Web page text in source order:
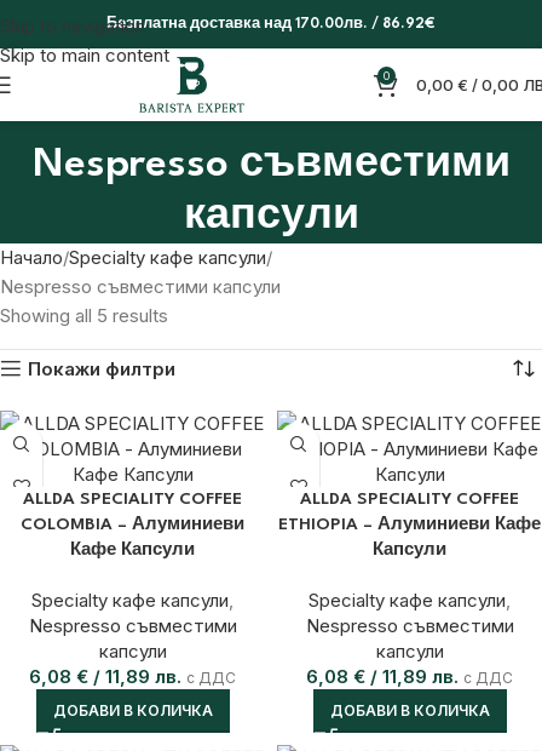
Skip to navigation
Skip to main content
Безплатна доставка над 170.00лв. / 86.92€
0 0,00 € / 0,00
Nespresso съвместими
капсули
Начало Specialty кафе капсули
Nespresso съвместими капсули
Showing all 5 results
Покажи филтри
ALLDA SPECIALITY COFFEE
COLOMBIA – Алуминиеви
Кафе Капсули
Specialty кафе капсули,
Nespresso съвместими
капсули
6,08 € / 11,89 лв. с ДДС
ДОБАВИ В КОЛИЧКА
ALLDA SPECIALITY COFFEE
ETHIOPIA – Алуминиеви Кафе
Капсули
Specialty кафе капсули,
Nespresso съвместими
капсули
6,08 € / 11,89 лв. с ДДС
ДОБАВИ В КОЛИЧКА